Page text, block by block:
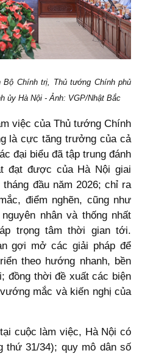
Chính trị, Thủ tướng Chính phủ
ủy Hà Nội - Ảnh: VGP/Nhật Bắc
việc của Thủ tướng Chính
là cực tăng trưởng của cả
đại biểu đã tập trung đánh
đạt được của Hà Nội giai
đầu năm 2026; chỉ ra
điểm nghẽn, cũng như
nhân và thống nhất
trọng tâm thời gian tới.
gợi mở các giải pháp để
theo hướng nhanh, bền
đồng thời đề xuất các biện
mắc và kiến nghị của
cuộc làm việc, Hà Nội có
thứ 31/34); quy mô dân số